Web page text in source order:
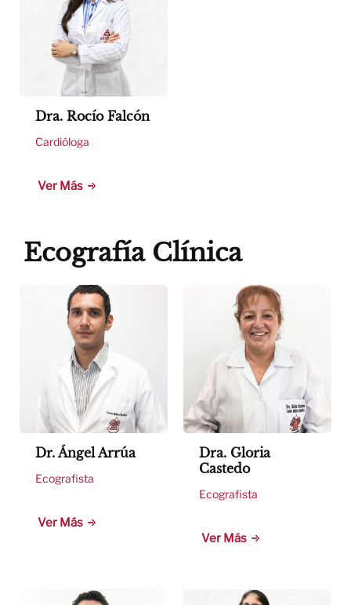
Dra. Rocío Falcón
Cardióloga
Ver Más
Ecografía Clínica
Dr. Ángel Arrúa
Ecografista
Ver Más
Dra. Gloria
Castedo
Ecografista
Ver Más